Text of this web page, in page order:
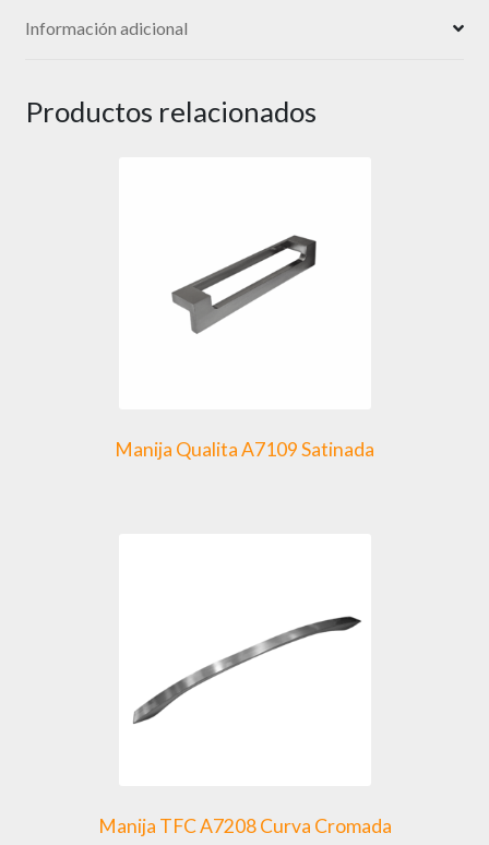
Información adicional
Productos relacionados
Manija Qualita A7109 Satinada
Manija TFC A7208 Curva Cromada